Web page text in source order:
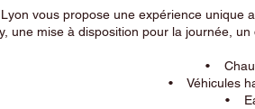
vous propose une expérience unique
une mise à disposition pour la journée,
•
• Véhicules
•